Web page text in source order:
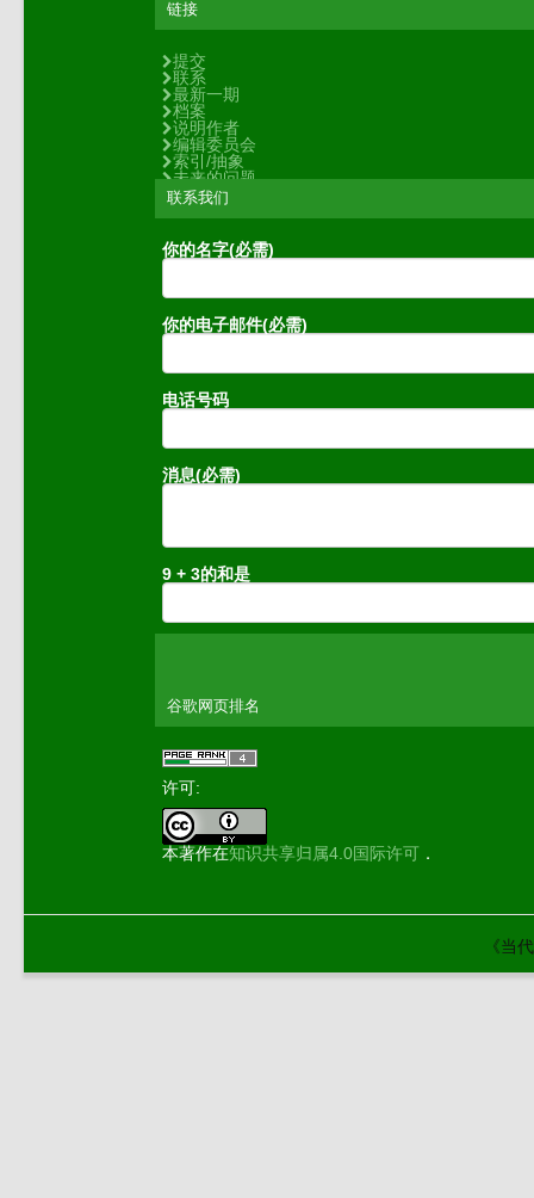
链接
提交
联系
最新一期
档案
说明作者
编辑委员会
索引/抽象
未来的问题
联系我们
你的名字(必需)
你的电子邮件(必需)
电话号码
消息(必需)
9 + 3的和是
谷歌网页排名
许可:
本著作在知识共享归属4.0国际许可．
《当